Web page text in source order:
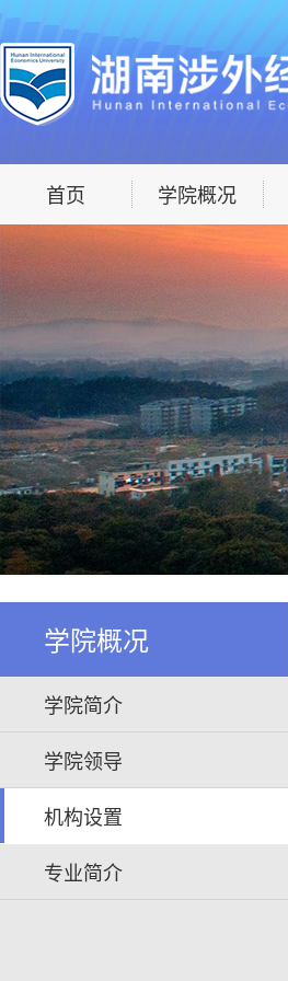
首页 学院概况
学院概况
学院简介
学院领导
机构设置
专业简介